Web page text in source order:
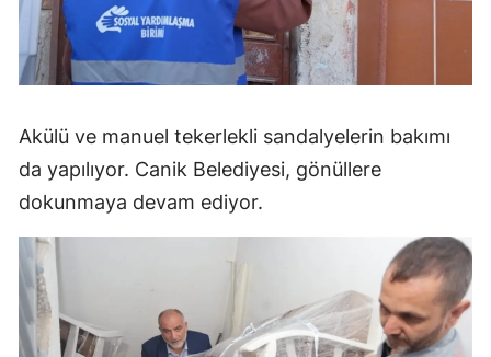
Akülü ve manuel tekerlekli sandalyelerin bakımı
da yapılıyor. Canik Belediyesi, gönüllere
dokunmaya devam ediyor.